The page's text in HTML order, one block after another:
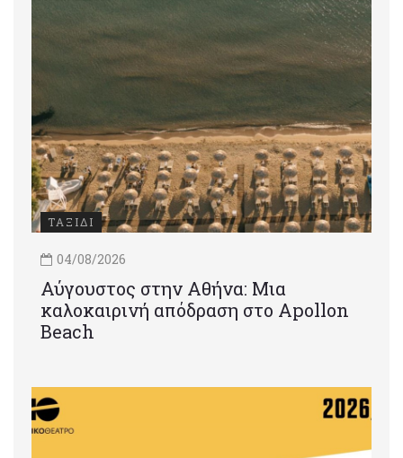
ΤΑΞΙΔΙ
04/08/2026
Αύγουστος στην Αθήνα: Μια
καλοκαιρινή απόδραση στο Apollon
Beach